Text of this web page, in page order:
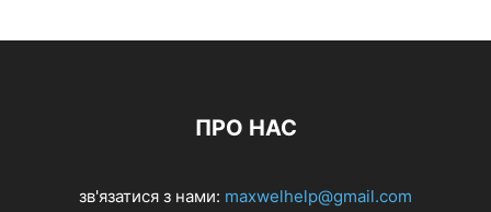
ПРО НАС
зв'язатися з нами: maxwelhelp@gmail.com